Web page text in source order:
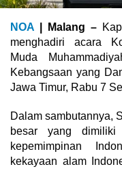
NOA | Malang –
menghadiri acara
Muda
Kebangsaan yang
Jawa Timur, Rabu 7
Dalam sambutannya,
besar yang
kepemimpinan
kekayaan alam